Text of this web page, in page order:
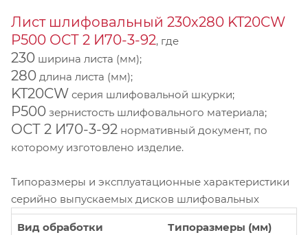
Лист шлифовальный 230х280 KT20CW
P500 ОСТ 2 И70-3-92, где
230 ширина листа (мм);
280 длина листа (мм);
KT20CW серия шлифовальной шкурки;
P500 зернистость шлифовального материала;
ОСТ 2 И70-3-92 нормативный документ, по
которому изготовлено изделие.
Типоразмеры и эксплуатационные характеристики
серийно выпускаемых дисков шлифовальных
Вид обработки
Типоразмеры (мм)